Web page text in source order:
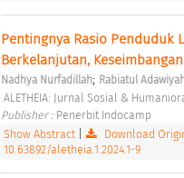
Pentingnya Rasio Penduduk
Berkelanjutan,
Nadhya Nurfadillah; Rabiatul
ALETHEIA: Jurnal Sosial &
Publisher : Penerbit Indocamp
Show Abstract| Download
10.63892/aletheia.1.2024.1-9